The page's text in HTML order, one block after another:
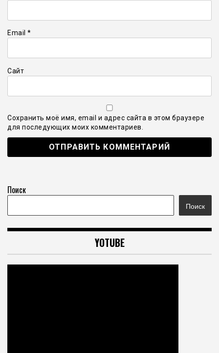
Email *
Сайт
Сохранить моё имя, email и адрес сайта в этом браузере
для последующих моих комментариев.
Поиск
Поиск
YOTUBE